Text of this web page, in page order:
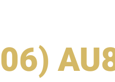
06)